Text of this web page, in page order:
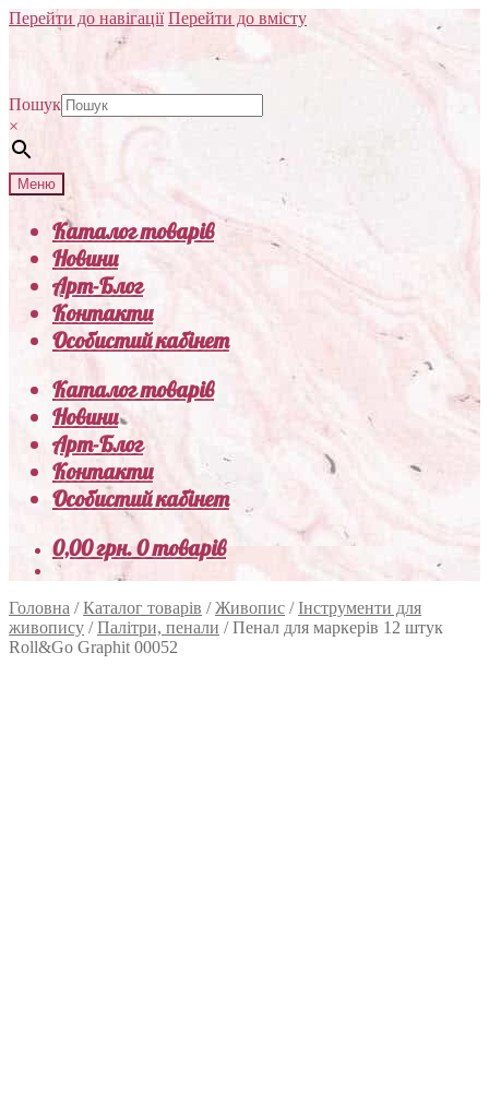
Перейти до навігації Перейти до вмісту
Пошук
×
Меню
Каталог товарів
Новини
Арт-Блог
Контакти
Особистий кабінет
Каталог товарів
Новини
Арт-Блог
Контакти
Особистий кабінет
0,00грн.0 товарів
Головна /Каталог товарів /Живопис /Інструменти для
живопису /Палітри, пенали /Пенал для маркерів 12 штук
Roll&Go Graphit 00052